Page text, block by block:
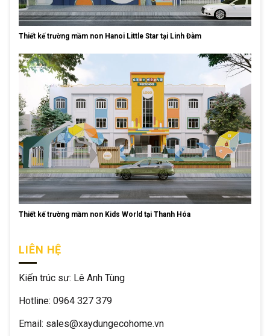
Thiết kế trường mầm non Hanoi Little Star tại Linh Đàm
Thiết kế trường mầm non Kids World tại Thanh Hóa
LIÊN HỆ
Kiến trúc sư: Lê Anh Tùng
Hotline: 0964 327 379
Email: sales@xaydungecohome.vn